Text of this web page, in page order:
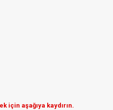
için aşağıya kaydırın.